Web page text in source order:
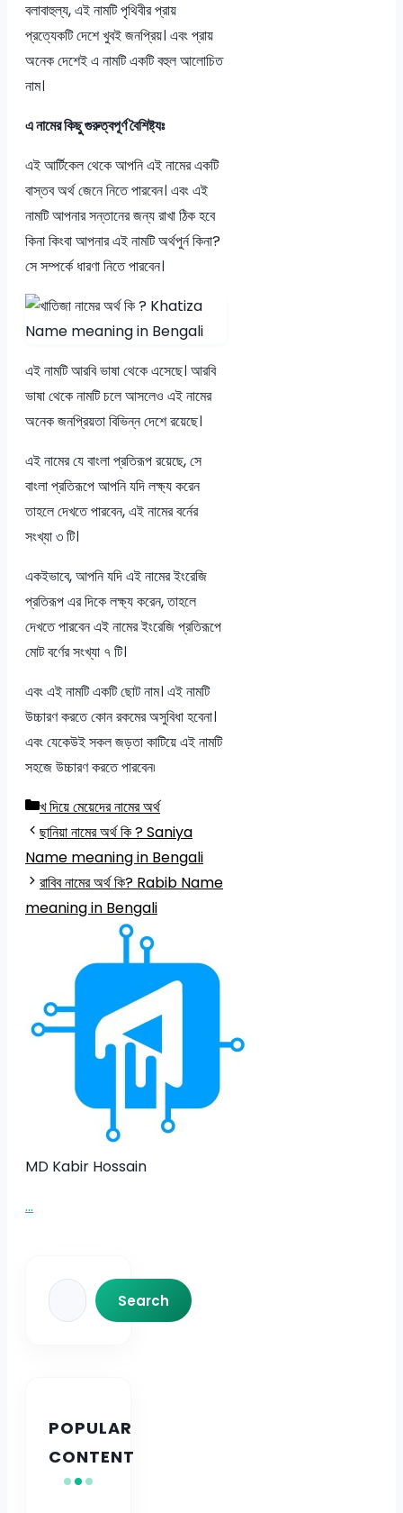
বলাবাহুল্য, এই নামটি পৃথিবীর প্রায়
প্রত্যেকটি দেশে খুবই জনপ্রিয়। এবং প্রায়
অনেক দেশেই এ নামটি একটি বহুল আলোচিত
নাম।
এ নামের কিছু গুরুত্বপূর্ণ বৈশিষ্ট্যঃ
এই আর্টিকেল থেকে আপনি এই নামের একটি
বাস্তব অর্থ জেনে নিতে পারবেন। এবং এই
নামটি আপনার সন্তানের জন্য রাখা ঠিক হবে
কিনা কিংবা আপনার এই নামটি অর্থপুর্ন কিনা?
সে সম্পর্কে ধারণা নিতে পারবেন।
এই নামটি আরবি ভাষা থেকে এসেছে। আরবি
ভাষা থেকে নামটি চলে আসলেও এই নামের
অনেক জনপ্রিয়তা বিভিন্ন দেশে রয়েছে।
এই নামের যে বাংলা প্রতিরূপ রয়েছে, সে
বাংলা প্রতিরূপে আপনি যদি লক্ষ্য করেন
তাহলে দেখতে পারবেন, এই নামের বর্নের
সংখ্যা ৩ টি।
একইভাবে, আপনি যদি এই নামের ইংরেজি
প্রতিরূপ এর দিকে লক্ষ্য করেন, তাহলে
দেখতে পারবেন এই নামের ইংরেজি প্রতিরূপে
মোট বর্ণের সংখ্যা ৭ টি।
এবং এই নামটি একটি ছোট নাম। এই নামটি
উচ্চারণ করতে কোন রকমের অসুবিধা হবেনা।
এবং যেকেউই সকল জড়তা কাটিয়ে এই নামটি
সহজে উচ্চারণ করতে পারবেন৷
Categories
খ দিয়ে মেয়েদের নামের অর্থ
ছানিয়া নামের অর্থ কি ? Saniya
Name meaning in Bengali
রাবিব নামের অর্থ কি? Rabib Name
meaning in Bengali
MD Kabir Hossain
...
Search
Search
POPULAR
CONTENT